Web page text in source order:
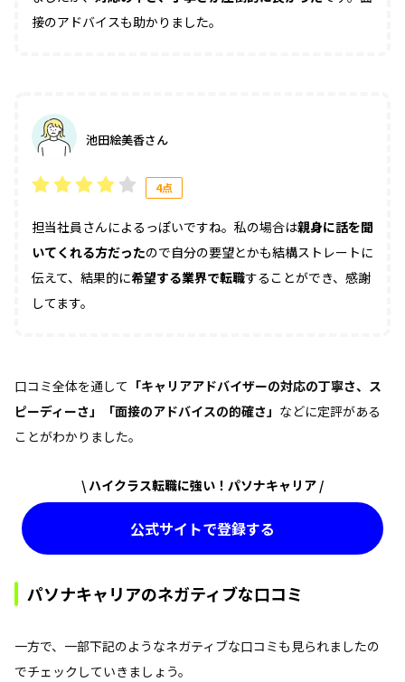
接のアドバイスも助かりました。
池田絵美香さん
4点
担当社員さんによるっぽいですね。私の場合は親身に話を聞
いてくれる方だったので自分の要望とかも結構ストレートに
伝えて、結果的に希望する業界で転職することができ、感謝
してます。
口コミ全体を通して 「キャリアアドバイザーの対応の丁寧さ、ス
ピーディーさ」「面接のアドバイスの的確さ」 などに定評がある
ことがわかりました。
\ ハイクラス転職に強い！パソナキャリア /
公式サイトで登録する
パソナキャリアのネガティブな口コミ
一方で、一部下記のようなネガティブな口コミも見られましたの
でチェックしていきましょう。